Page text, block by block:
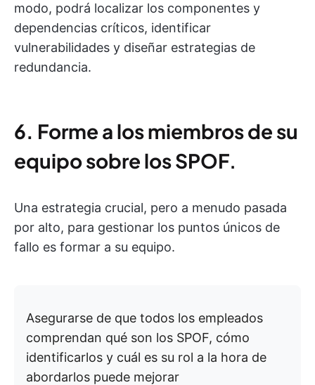
modo, podrá localizar los componentes y
dependencias críticos, identificar
vulnerabilidades y diseñar estrategias de
redundancia.
6. Forme a los miembros de su
equipo sobre los SPOF.
Una estrategia crucial, pero a menudo pasada
por alto, para gestionar los puntos únicos de
fallo es formar a su equipo.
Asegurarse de que todos los empleados
comprendan qué son los SPOF, cómo
identificarlos y cuál es su rol a la hora de
abordarlos puede mejorar